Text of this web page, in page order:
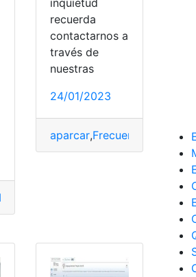
expulsará,Madrid
inquietud
recuerda
contactarnos a
través de
nuestras
24/01/2023
aparcar,Frecuencia